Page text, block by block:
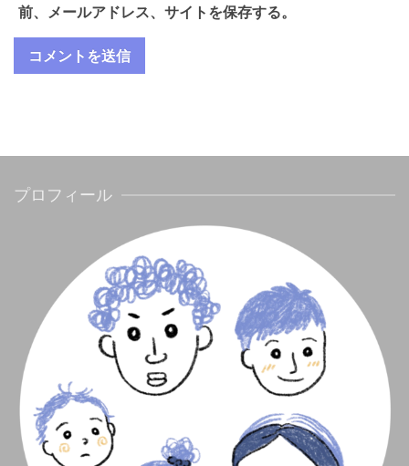
前、メールアドレス、サイトを保存する。
プロフィール